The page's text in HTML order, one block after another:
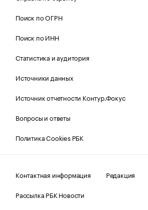
Поиск по ОГРН
Поиск по ИНН
Статистика и аудитория
Источники данных
Источник отчетности Контур.Фокус
Вопросы и ответы
Политика Cookies РБК
Контактная информация
Редакция
Рассылка РБК Новости